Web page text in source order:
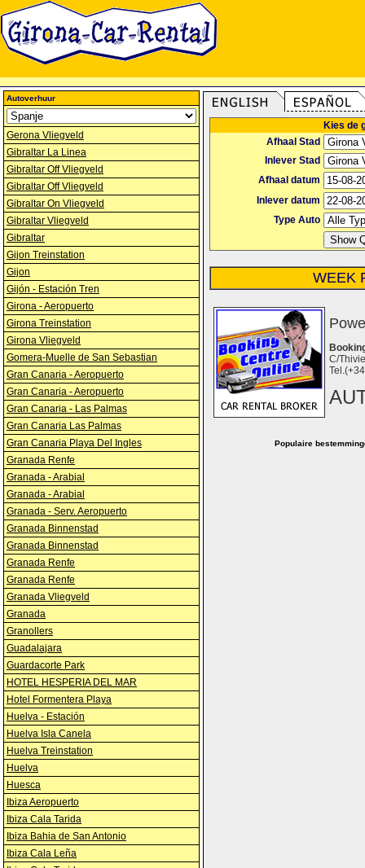
Autoverhuur
Gerona Vliegveld
Gibraltar La Linea
Gibraltar Off Vliegveld
Gibraltar Off Vliegveld
Gibraltar On Vliegveld
Gibraltar Vliegveld
Gibraltar
Gijon Treinstation
Gijon
Gijón - Estación Tren
Girona - Aeropuerto
Girona Treinstation
Girona Vliegveld
Gomera-Muelle de San Sebastian
Gran Canaria - Aeropuerto
Gran Canaria - Aeropuerto
Gran Canaria - Las Palmas
Gran Canaria Las Palmas
Gran Canaria Playa Del Ingles
Granada Renfe
Granada - Arabial
Granada - Arabial
Granada - Serv. Aeropuerto
Granada Binnenstad
Granada Binnenstad
Granada Renfe
Granada Renfe
Granada Vliegveld
Granada
Granollers
Guadalajara
Guardacorte Park
HOTEL HESPERIA DEL MAR
Hotel Formentera Playa
Huelva - Estación
Huelva Isla Canela
Huelva Treinstation
Huelva
Huesca
Ibiza Aeropuerto
Ibiza Cala Tarida
Ibiza Bahia de San Antonio
Ibiza Cala Leña
Kies de
Afhaal Stad
Inlever Stad
Afhaal datum
Inlever datum
Type Auto
WEEK
C/
Populaire